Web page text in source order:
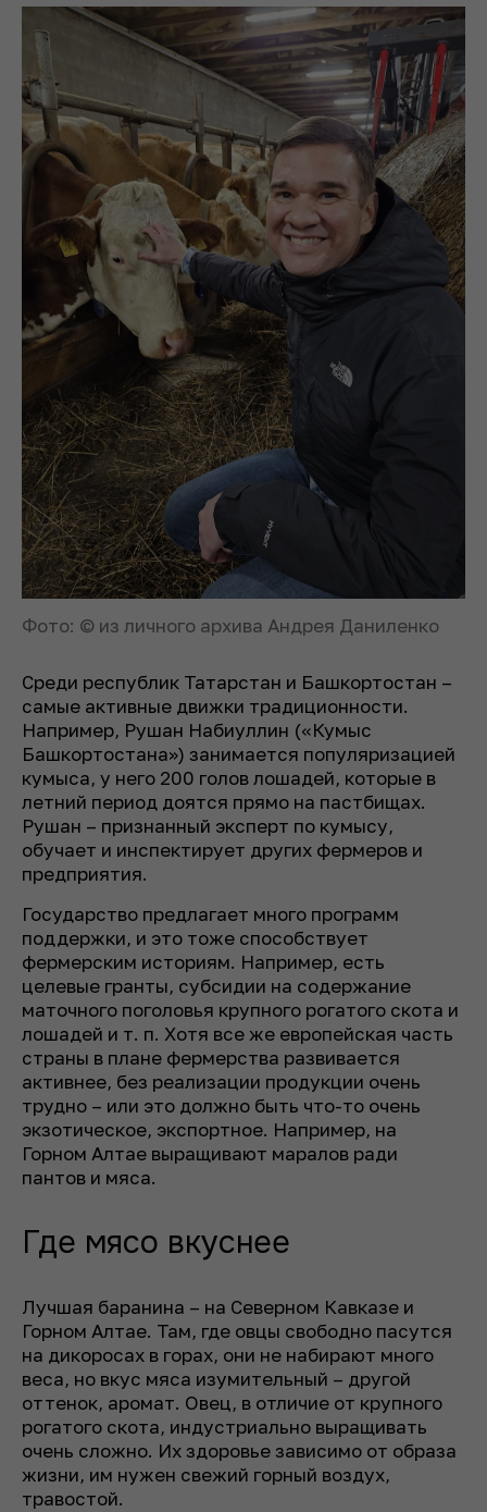
Фото: © из личного архива Андрея Даниленко
Среди республик Татарстан и Башкортостан –
самые активные движки традиционности.
Например, Рушан Набиуллин («Кумыс
Башкортостана») занимается популяризацией
кумыса, у него 200 голов лошадей, которые в
летний период доятся прямо на пастбищах.
Рушан – признанный эксперт по кумысу,
обучает и инспектирует других фермеров и
предприятия.
Государство предлагает много программ
поддержки, и это тоже способствует
фермерским историям. Например, есть
целевые гранты, субсидии на содержание
маточного поголовья крупного рогатого скота и
лошадей и т. п. Хотя все же европейская часть
страны в плане фермерства развивается
активнее, без реализации продукции очень
трудно – или это должно быть что-то очень
экзотическое, экспортное. Например, на
Горном Алтае выращивают маралов ради
пантов и мяса.
Где мясо вкуснее
Лучшая баранина – на Северном Кавказе и
Горном Алтае. Там, где овцы свободно пасутся
на дикоросах в горах, они не набирают много
веса, но вкус мяса изумительный – другой
оттенок, аромат. Овец, в отличие от крупного
рогатого скота, индустриально выращивать
очень сложно. Их здоровье зависимо от образа
жизни, им нужен свежий горный воздух,
травостой.